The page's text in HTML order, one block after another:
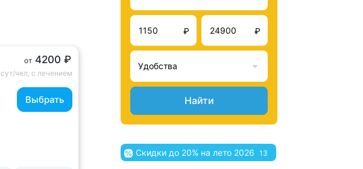
от 4200 ₽
сут/чел, с лечением
Выбрать
₽ ₽
Удобства
Найти
Скидки до 20% на лето 2026 13